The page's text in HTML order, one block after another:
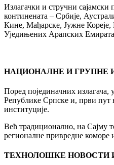
Излагачки и стручни
континената – Србије,
Кине, Мађарске, Јужне
Уједињених Арапских
НАЦИОНАЛНЕ И ГРУПНЕ
Поред појединачних
Републике Српске и, први пут
институције.
Већ традиционално, на Сајму
регионалне привредне коморе
ТЕХНОЛОШКЕ НОВОСТИ